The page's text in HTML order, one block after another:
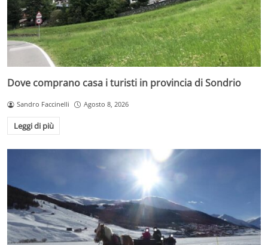
Dove comprano casa i turisti in provincia di Sondrio
Sandro Faccinelli Agosto 8, 2026
Leggi di più